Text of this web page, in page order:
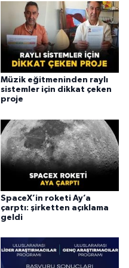
Müzik eğitmeninden raylı
sistemler için dikkat çeken
proje
SpaceX’in roketi Ay’a
çarptı: şirketten açıklama
geldi